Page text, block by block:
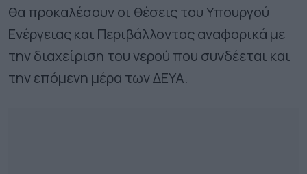
θα προκαλέσουν οι θέσεις του Υπουργού
Ενέργειας και Περιβάλλοντος αναφορικά με
την διαχείριση του νερού που συνδέεται και
την επόμενη μέρα των ΔΕΥΑ.